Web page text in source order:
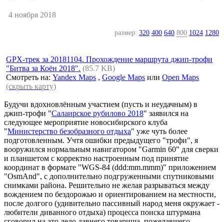
4 ноября 2018
размер: 320 400 640 800 1024 1280
GPX-трек за 20181104. Прохождение маршрута джип-трофи
"Битва за Коён 2018". (85.7 KB)
Смотреть на:Yandex Maps ,Google Maps илиOpen Maps
(скрыть карту)
Будучи вдохновлённым участием (пусть и неудачным) в
джип-трофи "Салаирское рубилово 2018" заявился на
следующее мероприятие новосибирского клуба
"Министерство безобразного отдыха" уже чуть более
подготовленным. Учтя ошибки предыдущего "трофи", я
вооружился нормальным навигатором "Garmin 60" для сверки
и планшетом с корректно настроенным под принятие
координат в формате "WGS-84 (ddd:mm.mmm)" приложением
"OsmAnd", с дополнительно подгруженными спутниковыми
снимками района. Решительно не желая разрываться между
вождением по бездорожью и ориентированием на местности,
после долгого (удивительно пассивный народ меня окружает -
любители диванного отдыха) процесса поиска штурмана